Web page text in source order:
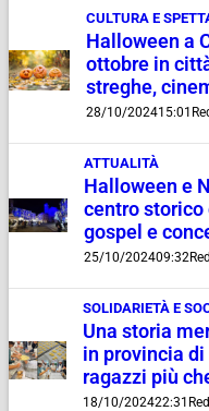
CULTURA E
Halloween a
ottobre in
streghe,
28/10/202415:01
ATTUALITÀ
Halloween e
centro storico
gospel e
25/10/202409:32
SOLIDARIETÀ E
Una storia
in provincia
ragazzi più
18/10/202422:31